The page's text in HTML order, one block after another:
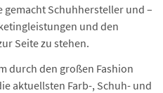
gemacht Schuh­hersteller und –
und den
Seite zu stehen.
durch den großen Fashion
aktuellsten Farb-, Schuh- und